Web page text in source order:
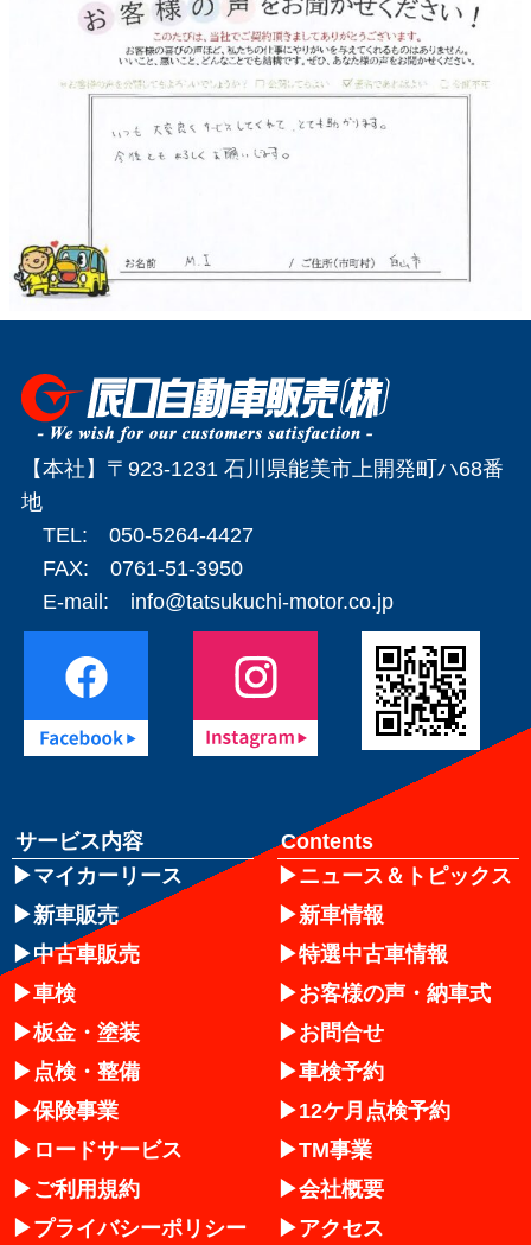
【本社】〒923-1231 石川県能美市上開発町ハ68番
地
TEL: 050-5264-4427
FAX: 0761-51-3950
E-mail: info@tatsukuchi-motor.co.jp
サービス内容
マイカーリース
新車販売
中古車販売
車検
板金・塗装
点検・整備
保険事業
ロードサービス
ご利用規約
プライバシーポリシー
Contents
ニュース＆トピックス
新車情報
特選中古車情報
お客様の声・納車式
お問合せ
車検予約
12ケ月点検予約
TM事業
会社概要
アクセス